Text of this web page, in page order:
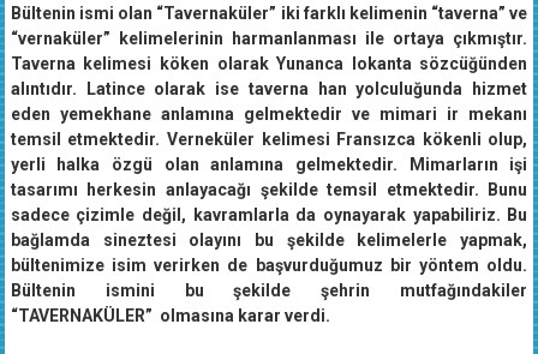
Bültenin ismi olan “Tavernaküler” iki farklı kelimenin “taverna” ve
“vernaküler” kelimelerinin harmanlanması ile ortaya çıkmıştır.
Taverna kelimesi köken olarak Yunanca lokanta sözcüğünden
alıntıdır. Latince olarak ise taverna han yolculuğunda hizmet
eden yemekhane anlamına gelmektedir ve mimari ir mekanı
temsil etmektedir. Verneküler kelimesi Fransızca kökenli olup,
yerli halka özgü olan anlamına gelmektedir. Mimarların işi
tasarımı herkesin anlayacağı şekilde temsil etmektedir. Bunu
sadece çizimle değil, kavramlarla da oynayarak yapabiliriz. Bu
bağlamda sineztesi olayını bu şekilde kelimelerle yapmak,
bültenimize isim verirken de başvurduğumuz bir yöntem oldu.
Bültenin ismini bu şekilde şehrin mutfağındakiler
“TAVERNAKÜLER” olmasına karar verdi.